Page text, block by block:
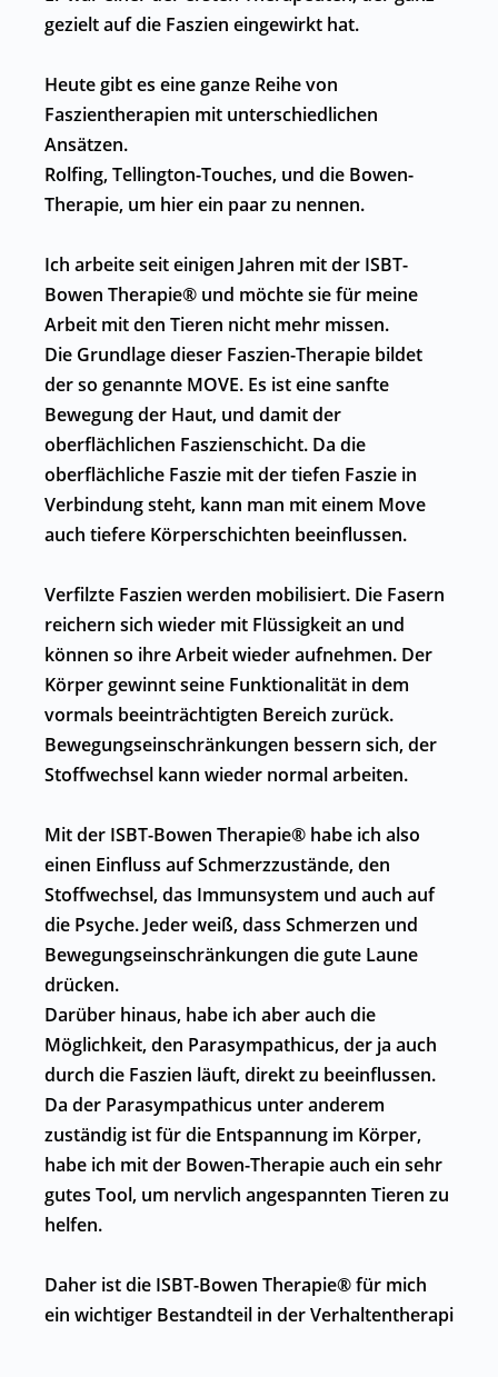
gezielt auf die Faszien eingewirkt hat.
Heute gibt es eine ganze Reihe von
Faszientherapien mit unterschiedlichen
Ansätzen.
Rolfing, Tellington-Touches, und die Bowen-
Therapie, um hier ein paar zu nennen.
Ich arbeite seit einigen Jahren mit der ISBT-
Bowen Therapie® und möchte sie für meine
Arbeit mit den Tieren nicht mehr missen.
Die Grundlage dieser Faszien-Therapie bildet
der so genannte MOVE. Es ist eine sanfte
Bewegung der Haut, und damit der
oberflächlichen Faszienschicht. Da die
oberflächliche Faszie mit der tiefen Faszie in
Verbindung steht, kann man mit einem Move
auch tiefere Körperschichten beeinflussen.
Verfilzte Faszien werden mobilisiert. Die Fasern
reichern sich wieder mit Flüssigkeit an und
können so ihre Arbeit wieder aufnehmen. Der
Körper gewinnt seine Funktionalität in dem
vormals beeinträchtigten Bereich zurück.
Bewegungseinschränkungen bessern sich, der
Stoffwechsel kann wieder normal arbeiten.
Mit der ISBT-Bowen Therapie® habe ich also
einen Einfluss auf Schmerzzustände, den
Stoffwechsel, das Immunsystem und auch auf
die Psyche. Jeder weiß, dass Schmerzen und
Bewegungseinschränkungen die gute Laune
drücken.
Darüber hinaus, habe ich aber auch die
Möglichkeit, den Parasympathicus, der ja auch
durch die Faszien läuft, direkt zu beeinflussen.
Da der Parasympathicus unter anderem
zuständig ist für die Entspannung im Körper,
habe ich mit der Bowen-Therapie auch ein sehr
gutes Tool, um nervlich angespannten Tieren zu
helfen.
Daher ist die ISBT-Bowen Therapie® für mich
ein wichtiger Bestandteil in der Verhaltentherapi